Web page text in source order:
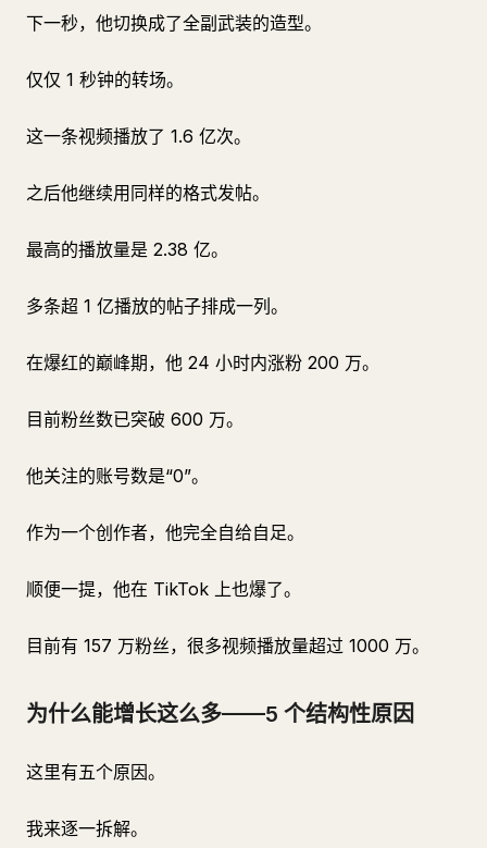
下一秒，他切换成了全副武装的造型。
仅仅 1 秒钟的转场。
这一条视频播放了 1.6 亿次。
之后他继续用同样的格式发帖。
最高的播放量是 2.38 亿。
多条超 1 亿播放的帖子排成一列。
在爆红的巅峰期，他 24 小时内涨粉 200 万。
目前粉丝数已突破 600 万。
他关注的账号数是“0”。
作为一个创作者，他完全自给自足。
顺便一提，他在 TikTok 上也爆了。
目前有 157 万粉丝，很多视频播放量超过 1000 万。
为什么能增长这么多——5 个结构性原因
这里有五个原因。
我来逐一拆解。